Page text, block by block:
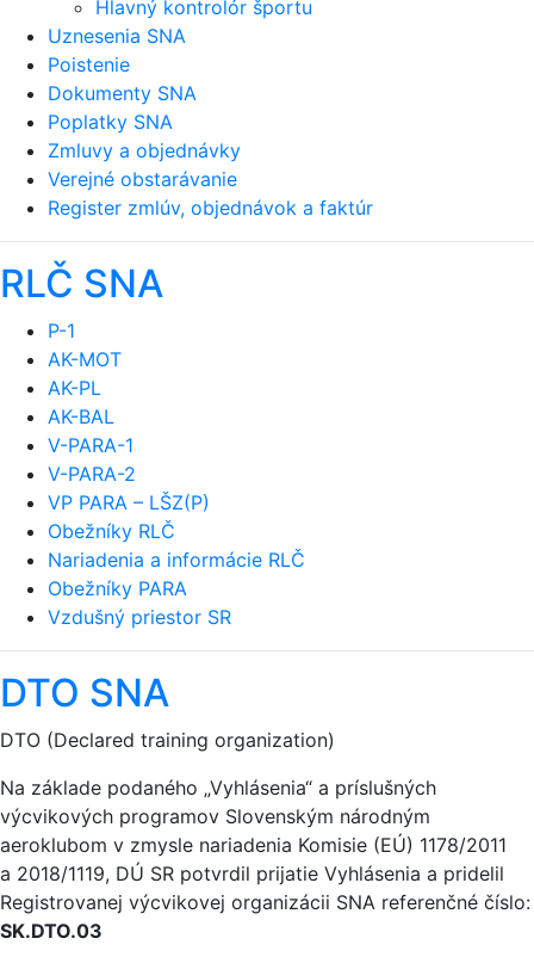
Hlavný kontrolór športu
Uznesenia SNA
Poistenie
Dokumenty SNA
Poplatky SNA
Zmluvy a objednávky
Verejné obstarávanie
Register zmlúv, objednávok a faktúr
RLČ SNA
P-1
AK-MOT
AK-PL
AK-BAL
V-PARA-1
V-PARA-2
VP PARA – LŠZ(P)
Obežníky RLČ
Nariadenia a informácie RLČ
Obežníky PARA
Vzdušný priestor SR
DTO SNA
DTO (Declared training organization)
Na základe podaného „Vyhlásenia“ a príslušných
výcvikových programov Slovenským národným
aeroklubom v zmysle nariadenia Komisie (EÚ) 1178/2011
a 2018/1119, DÚ SR potvrdil prijatie Vyhlásenia a pridelil
Registrovanej výcvikovej organizácii SNA referenčné číslo:
SK.DTO.03